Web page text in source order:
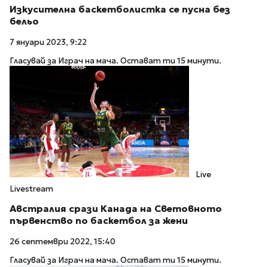
Изкусителна баскетболистка се пусна без
бельо
7 януари 2023, 9:22
Гласувай за Играч на мача. Остават ти 15 минути.
Live
Livestream
Австралия срази Канада на Световното
първенство по баскетбол за жени
26 септември 2022, 15:40
Гласувай за Играч на мача. Остават ти 15 минути.